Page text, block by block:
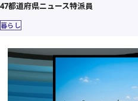
47都道府県ニュース特派員
暮らし